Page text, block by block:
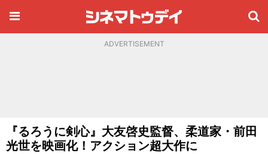
ADVERTISEMENT
『るろうに剣心』大友啓史監督、柔道家・前田
光世を映画化！アクション超大作に